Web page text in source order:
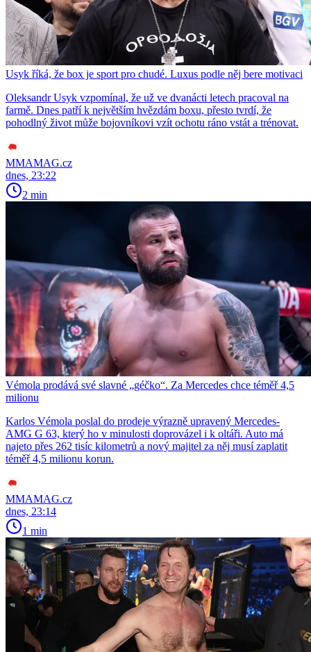
Usyk říká, že box je sport pro chudé. Luxus podle něj bere motivaci
Oleksandr Usyk vzpomínal, že už ve dvanácti letech pracoval na
farmě. Dnes patří k největším hvězdám boxu, přesto tvrdí, že
pohodlný život může bojovníkovi vzít ochotu ráno vstát a trénovat.
MMAMAG.cz
dnes, 23:22
2 min
Vémola prodává své slavné „géčko“. Za Mercedes chce téměř 4,5
milionu
Karlos Vémola poslal do prodeje výrazně upravený Mercedes-
AMG G 63, který ho v minulosti doprovázel i k oltáři. Auto má
najeto přes 262 tisíc kilometrů a nový majitel za něj musí zaplatit
téměř 4,5 milionu korun.
MMAMAG.cz
dnes, 23:14
1 min